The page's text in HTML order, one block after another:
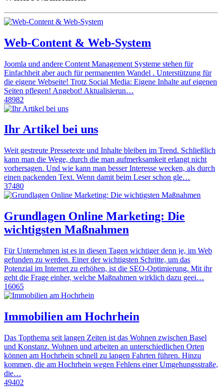
Web-Content & Web-System
Joomla und andere Content Management Systeme stehen für
Einfachheit aber auch für permanenten Wandel . Unterstützung für
die eigene Webseite! Trotz Social Media: Eigene Inhalte auf eigenen
Seiten pflegen! Angebot! Aktualisierun…
48982
Ihr Artikel bei uns
Weit gestreute Pressetexte und Inhalte bleiben im Trend. Schließlich
kann man die Wege, durch die man aufmerksamkeit erlangt nicht
vorhersagen. Und wie kann man besser Interesse wecken, als durch
einen packenden Text. Wenn damit beim Leser schon gle…
37480
Grundlagen Online Marketing: Die
wichtigsten Maßnahmen
Für Unternehmen ist es in diesen Tagen wichtiger denn je, im Web
gefunden zu werden. Einer der wichtigsten Schritte, um das
Potenzial im Internet zu erhöhen, ist die SEO-Optimierung. Mit ihr
geht die Frage einher, welche Maßnahmen wirklich dazu geei…
16065
Immobilien am Hochrhein
Das Topthema seit langen Zeiten ist das Wohnen zwischen Basel
und Konstanz. Wohnen und arbeiten an unterschiedlichen Orten
können am Hochrhein schnell zu langen Fahrten führen. Hinzu
kommen, die am Hochrhein wegen Fehlens einer Umgehungsstraße,
die…
49402